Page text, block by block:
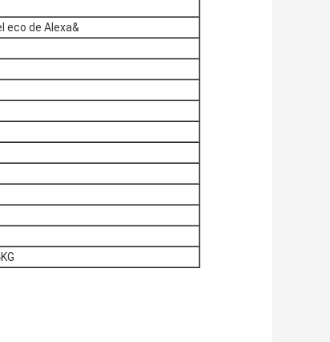
eco de Alexa&